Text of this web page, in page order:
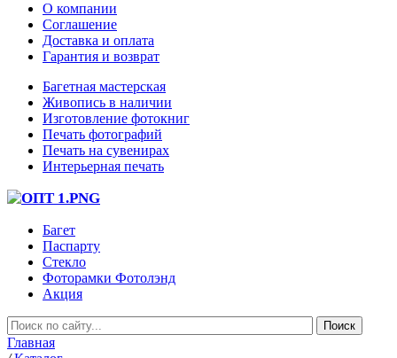
О компании
Соглашение
Доставка и оплата
Гарантия и возврат
Багетная мастерская
Живопись в наличии
Изготовление фотокниг
Печать фотографий
Печать на сувенирах
Интерьерная печать
Багет
Паспарту
Стекло
Фоторамки Фотолэнд
Акция
Главная